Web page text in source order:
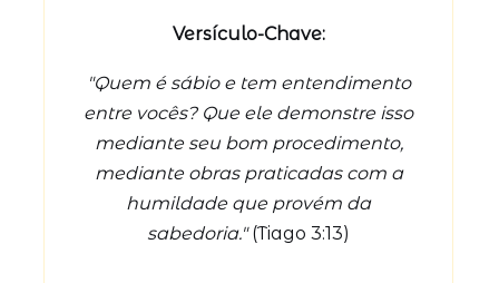
Versículo-Chave:
"Quem é sábio e tem entendimento
entre vocês? Que ele demonstre isso
mediante seu bom procedimento,
mediante obras praticadas com a
humildade que provém da
sabedoria."(Tiago 3:13)